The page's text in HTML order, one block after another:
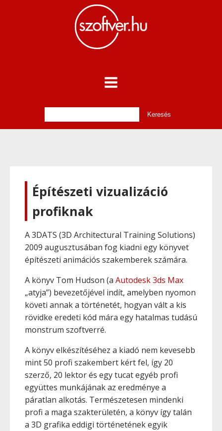
Építészeti vizualizáció
profiknak
A 3DATS (3D Architectural Training Solutions)
2009 augusztusában fog kiadni egy könyvet
építészeti animációs szakemberek számára.
A könyv Tom Hudson (a Autodesk 3ds Max
„atyja”) bevezetőjével indít, amelyben nyomon
követi annak a történetét, hogyan vált a kis
rövidke eredeti kód mára egy hatalmas tudású
monstrum szoftverré.
A könyv elkészítéséhez a kiadó nem kevesebb
mint 50 profi szakembert kért fel, így 20
szerző, 20 lektor és egy tucat egyéb profi
együttes munkájának az eredménye a
páratlan alkotás. Természetesen mindenki
profi a maga szakterületén, a könyv így talán
a 3D grafika eddigi történetének egyik